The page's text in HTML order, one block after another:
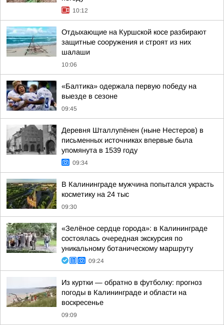
10:12
Отдыхающие на Куршской косе разбирают
защитные сооружения и строят из них
шалаши
10:06
«Балтика» одержала первую победу на
выезде в сезоне
09:45
Деревня Шталлупёнен (ныне Нестеров) в
письменных источниках впервые была
упомянута в 1539 году
09:34
В Калининграде мужчина попытался украсть
косметику на 24 тыс
09:30
«Зелёное сердце города»: в Калининграде
состоялась очередная экскурсия по
уникальному ботаническому маршруту
09:24
Из куртки — обратно в футболку: прогноз
погоды в Калининграде и области на
воскресенье
09:09